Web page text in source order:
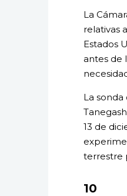
La
relativas
Estados
antes de
La
13 de
terrestre
10